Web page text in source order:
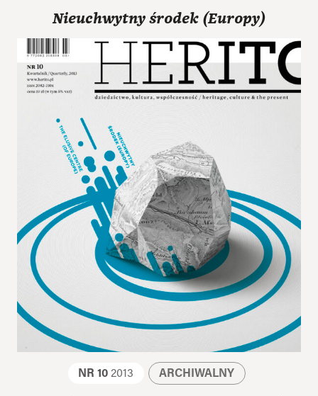
Nieuchwytny środek (Europy)
NR 10 2013 ARCHIWALNY